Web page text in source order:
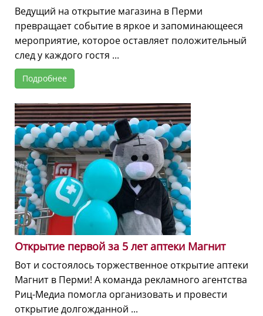
Ведущий на открытие магазина в Перми
превращает событие в яркое и запоминающееся
мероприятие, которое оставляет положительный
след у каждого гостя ...
Подробнее
Открытие первой за 5 лет аптеки Магнит
Вот и состоялось торжественное открытие аптеки
Магнит в Перми! А команда рекламного агентства
Риц-Медиа помогла организовать и провести
открытие долгожданной ...